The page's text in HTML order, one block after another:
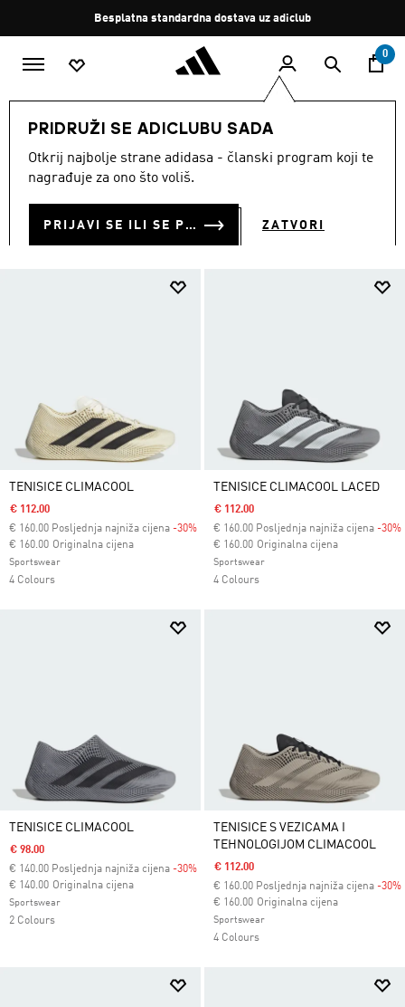
Zaustavi
rotaciju
Besplatna standardna dostava uz adiclub
0
PRIDRUŽI SE ADICLUBU SADA
Otkrij najbolje strane adidasa - članski program koji te
nagrađuje za ono što voliš.
PRIJAVI SE ILI SE PRIDRUŽI SADA ZATVORI
MODNE MARKE Sportswear Obuća
OBUĆA
TENISICE CLIMACOOL
€ 112.00
€ 160.00 Posljednja najniža cijena -30%
Originalna cijena
Cijena umanjena od
€ 160.00za
Sportswear
4 Colours
TENISICE CLIMACOOL LACED
€ 112.00
€ 160.00 Posljednja najniža cijena -30%
Originalna cijena
Cijena umanjena od
€ 160.00za
Sportswear
4 Colours
TENISICE CLIMACOOL
€ 98.00
€ 140.00 Posljednja najniža cijena -30%
Originalna cijena
Cijena umanjena od
€ 140.00za
Sportswear
2 Colours
TENISICE S VEZICAMA I
TEHNOLOGIJOM CLIMACOOL
€ 112.00
€ 160.00 Posljednja najniža cijena -30%
Originalna cijena
Cijena umanjena od
€ 160.00za
Sportswear
4 Colours